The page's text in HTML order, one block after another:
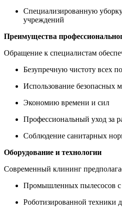
Специализированную
учреждений
Преимущества
Обращение к специалистам
Безупречную чистоту всех
Использование безопасных
Экономию времени и сил
Профессиональный уход за
Соблюдение санитарных
Оборудование и технологии
Современный клининг
Промышленных пылесосов с
Роботизированной техники